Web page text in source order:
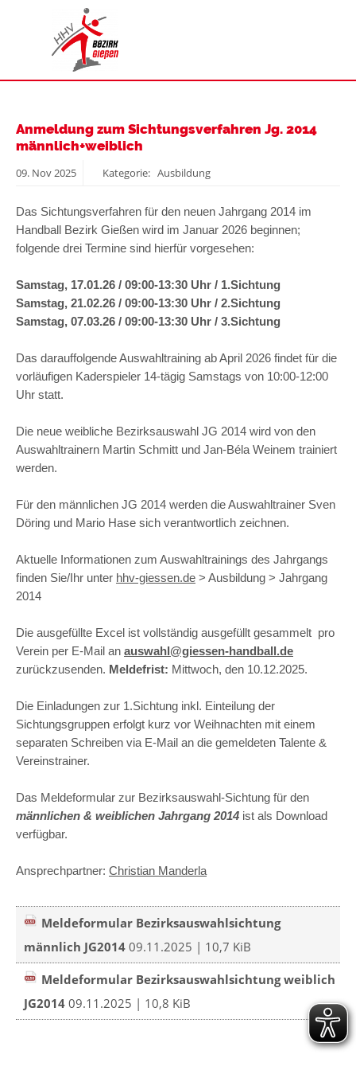
Anmeldung zum Sichtungsverfahren Jg. 2014
männlich+weiblich
09. Nov2025 Kategorie: Ausbildung
Das Sichtungsverfahren für den neuen Jahrgang 2014 im
Handball Bezirk Gießen wird im Januar 2026 beginnen;
folgende drei Termine sind hierfür vorgesehen:
Samstag, 17.01.26 / 09:00-13:30 Uhr / 1.Sichtung
Samstag, 21.02.26 / 09:00-13:30 Uhr / 2.Sichtung
Samstag, 07.03.26 / 09:00-13:30 Uhr / 3.Sichtung
Das darauffolgende Auswahltraining ab April 2026 findet für die
vorläufigen Kaderspieler 14-tägig Samstags von 10:00-12:00
Uhr statt.
Die neue weibliche Bezirksauswahl JG 2014 wird von den
Auswahltrainern Martin Schmitt und Jan-Béla Weinem trainiert
werden.
Für den männlichen JG 2014 werden die Auswahltrainer Sven
Döring und Mario Hase sich verantwortlich zeichnen.
Aktuelle Informationen zum Auswahltrainings des Jahrgangs
finden Sie/Ihr unter hhv-giessen.de > Ausbildung > Jahrgang
2014
Die ausgefüllte Excel ist vollständig ausgefüllt gesammelt pro
Verein per E-Mail an auswahl@giessen-handball.de
zurückzusenden. Meldefrist: Mittwoch, den 10.12.2025.
Die Einladungen zur 1.Sichtung inkl. Einteilung der
Sichtungsgruppen erfolgt kurz vor Weihnachten mit einem
separaten Schreiben via E-Mail an die gemeldeten Talente &
Vereinstrainer.
Das Meldeformular zur Bezirksauswahl-Sichtung für den
männlichen & weiblichen Jahrgang 2014 ist als Download
verfügbar.
Ansprechpartner: Christian Manderla
Meldeformular Bezirksauswahlsichtung
männlich JG2014 09.11.2025 | 10,7 KiB
Meldeformular Bezirksauswahlsichtung weiblich
JG2014 09.11.2025 | 10,8 KiB